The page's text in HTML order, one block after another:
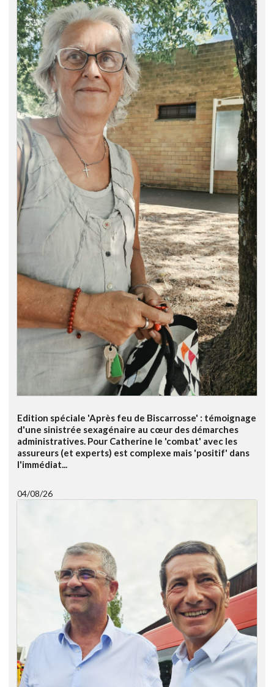
Edition spéciale 'Après feu de Biscarrosse' : témoignage
d'une sinistrée sexagénaire au cœur des démarches
administratives. Pour Catherine le 'combat' avec les
assureurs (et experts) est complexe mais 'positif' dans
l'immédiat...
04/08/26